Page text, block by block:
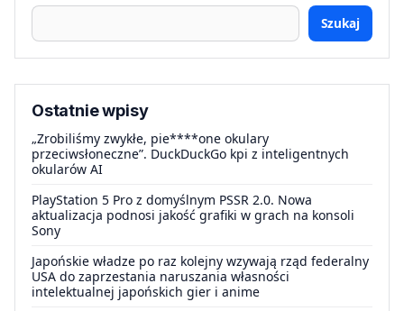
Szukaj
Ostatnie wpisy
„Zrobiliśmy zwykłe, pie****one okulary
przeciwsłoneczne”. DuckDuckGo kpi z inteligentnych
okularów AI
PlayStation 5 Pro z domyślnym PSSR 2.0. Nowa
aktualizacja podnosi jakość grafiki w grach na konsoli
Sony
Japońskie władze po raz kolejny wzywają rząd federalny
USA do zaprzestania naruszania własności
intelektualnej japońskich gier i anime